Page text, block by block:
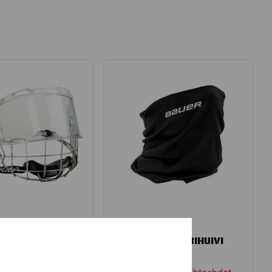
BAUER TUUBIHUIVI